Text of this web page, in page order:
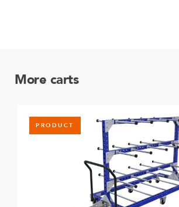
More carts
PRODUCT